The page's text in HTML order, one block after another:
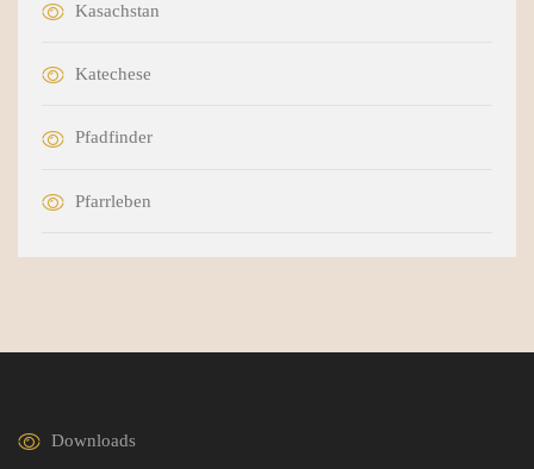
Kasachstan
Katechese
Pfadfinder
Pfarrleben
Downloads